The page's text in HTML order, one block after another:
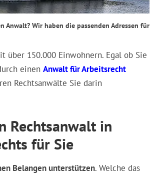
Anwalt? Wir haben die passenden Adressen für
über 150.000 Einwohnern. Egal ob Sie
einen Anwalt für Arbeitsrecht
Rechtsanwälte Sie darin
Rechtsanwalt in
für Sie
Belangen unterstützen. Welche das